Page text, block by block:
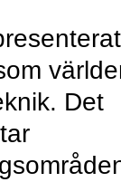
Det